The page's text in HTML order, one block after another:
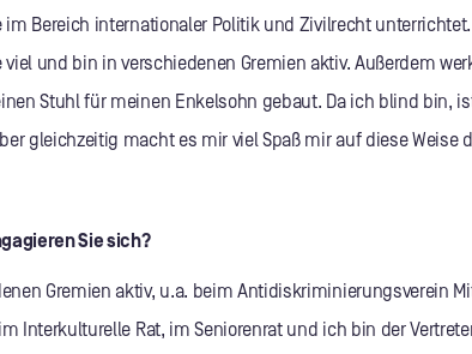
Bereich internationaler Politik und Zivilrecht
viel und bin in verschiedenen Gremien aktiv. Außerdem
Stuhl für meinen Enkelsohn gebaut. Da ich blind bin,
gleichzeitig macht es mir viel Spaß mir auf diese Weise
Sie sich?
Gremien aktiv, u.a. beim Antidiskriminierungsverein
Interkulturelle Rat, im Seniorenrat und ich bin der